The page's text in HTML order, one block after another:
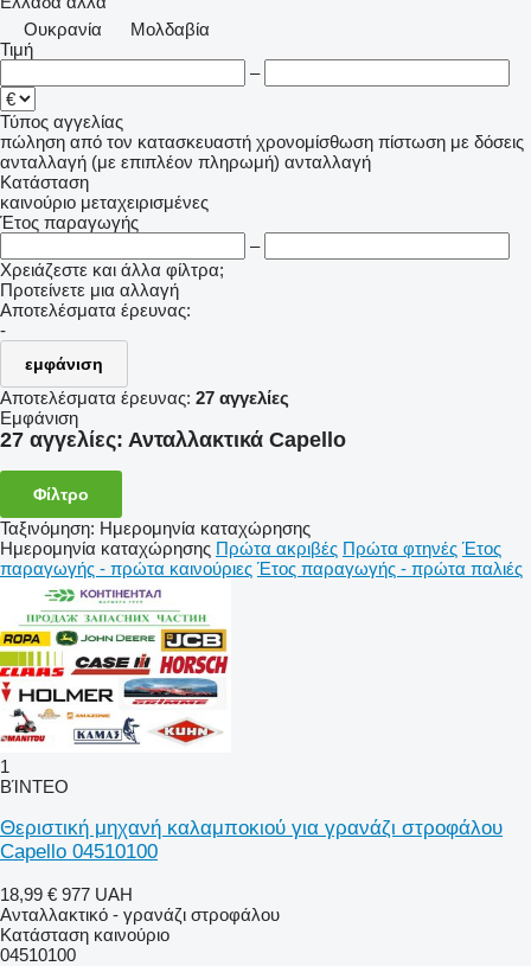
Ουκρανία
Μολδαβία
Τιμή
–
Τύπος αγγελίας
πώληση από τον κατασκευαστή χρονομίσθωση πίστωση με δόσεις
ανταλλαγή (με επιπλέον πληρωμή) ανταλλαγή
Κατάσταση
καινούριο μεταχειρισμένες
Έτος παραγωγής
–
Χρειάζεστε και άλλα φίλτρα;
Προτείνετε μια αλλαγή
Αποτελέσματα έρευνας:
-
εμφάνιση
Αποτελέσματα έρευνας: 27 αγγελίες
Εμφάνιση
27 αγγελίες: Ανταλλακτικά Capello
Φίλτρο
Ταξινόμηση: Ημερομηνία καταχώρησης
Ημερομηνία καταχώρησης Πρώτα ακριβές Πρώτα φτηνές Έτος
παραγωγής - πρώτα καινούριες Έτος παραγωγής - πρώτα παλιές
1
ΒΊΝΤΕΟ
Θεριστική μηχανή καλαμποκιού για γρανάζι στροφάλου
Capello 04510100
18,99 € 977 UAH
Ανταλλακτικό - γρανάζι στροφάλου
Κατάσταση καινούριο
04510100